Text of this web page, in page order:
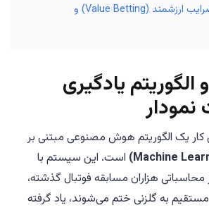
۴. شناسایی ضرایب ارزشمند (Value Betting) و
یادگیری
کار یک الگوریتم هوش مصنوعی مبتنی بر
است. این سیستم با
هزاران مسابقه فوتبال گذشته،
مستقیم به گلزنی ختم می‌شوند، یاد گرفته